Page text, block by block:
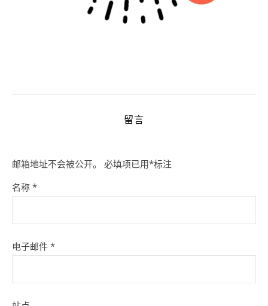
留言
邮箱地址不会被公开。 必填项已用*标注
名称 *
电子邮件 *